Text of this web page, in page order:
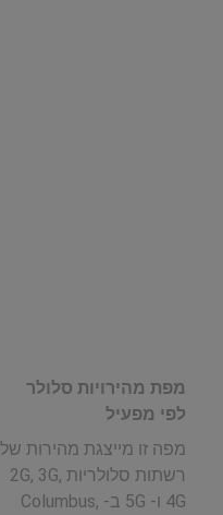
מפת מהירויות סלולר
לפי מפעיל
מפה זו מייצגת מהירות של
רשתות סלולריות 2G, 3G,
4G ו- 5G ב- Columbus,